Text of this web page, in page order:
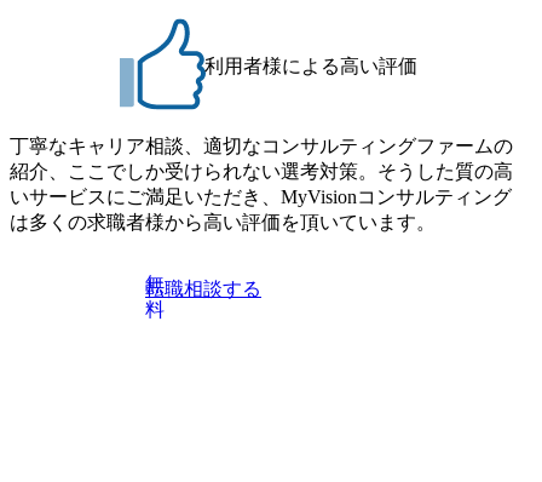
利用者様による高い評価
丁寧なキャリア相談、適切なコンサルティングファームの
紹介、ここでしか受けられない選考対策。そうした質の高
いサービスにご満足いただき、MyVisionコンサルティング
は多くの求職者様から高い評価を頂いています。
無
料
転職相談する